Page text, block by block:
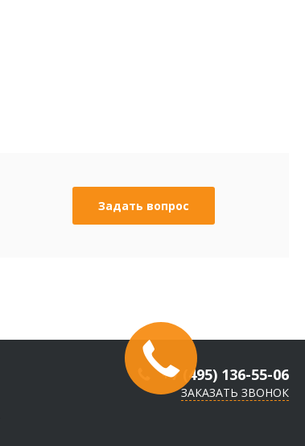
Задать вопрос
+7 (495) 136-55-06
ЗАКАЗАТЬ ЗВОНОК